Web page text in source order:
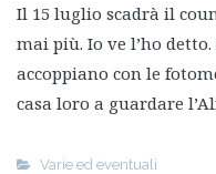
Il 15 luglio scadrà il
mai più. Io ve l’ho
accoppiano con le
casa loro a guardare
Varie ed eventuali